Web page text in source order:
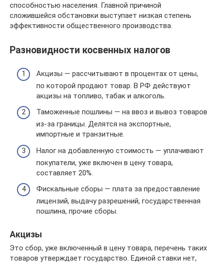
способностью населения. Главной причиной
сложившейся обстановки выступает низкая степень
эффективности общественного производства.
Разновидности косвенных налогов
Акцизы — рассчитывают в процентах от цены,
по которой продают товар. В РФ действуют
акцизы на топливо, табак и алкоголь.
Таможенные пошлины — на ввоз и вывоз товаров
из-за границы. Делятся на экспортные,
импортные и транзитные.
Налог на добавленную стоимость — уплачивают
покупатели, уже включен в цену товара,
составляет 20%.
Фискальные сборы — плата за предоставление
лицензий, выдачу разрешений, государственная
пошлина, прочие сборы.
Акцизы
Это сбор, уже включенный в цену товара, перечень таких
товаров утверждает государство. Единой ставки нет,